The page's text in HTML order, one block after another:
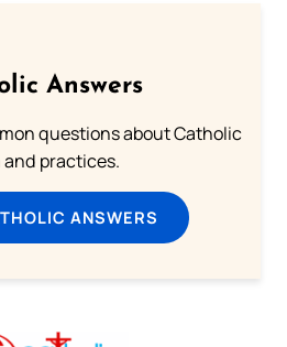
Answers
questions about Catholic
practices.
ANSWERS